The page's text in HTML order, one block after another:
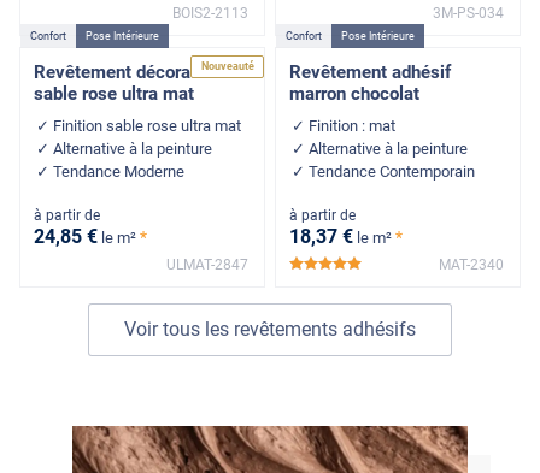
BOIS2-2113 3M-PS-034
Nouveauté
Confort Pose Intérieure
Revêtement décoratif
sable rose ultra mat
Finition sable rose ultra mat
Alternative à la peinture
Tendance Moderne
à partir de
24,85 € le m² *
ULMAT-2847
Confort Pose Intérieure
Revêtement adhésif
marron chocolat
Finition : mat
Alternative à la peinture
Tendance Contemporain
à partir de
18,37 € le m² *
MAT-2340
Voir tous les revêtements adhésifs